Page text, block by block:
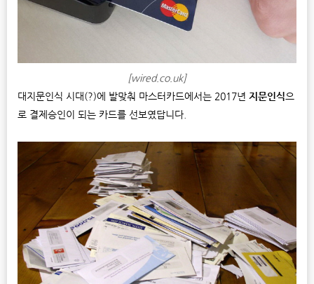
[wired.co.uk]
대지문인식 시대(?)에 발맞춰 마스터카드에서는 2017년 지문인식으
로 결제승인이 되는 카드를 선보였답니다.